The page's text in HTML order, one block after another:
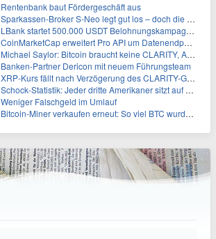
Rentenbank baut Fördergeschäft aus
Sparkassen-Broker S-Neo legt gut los – doch die Schwachstellen bleiben
LBank startet 500.000 USDT Belohnungskampagne mit Pudgy Penguins
CoinMarketCap erweitert Pro API um Datenendpunkte für reale Vermögenswerte
Michael Saylor: Bitcoin braucht keine CLARITY, Amerika schon
Banken-Partner Dericon mit neuem Führungsteam
XRP-Kurs fällt nach Verzögerung des CLARITY-Gesetzes, Analyst warnt vor schwachem August-Trend
Schock-Statistik: Jeder dritte Amerikaner sitzt auf dem Trockenen – warum Sparen zur Luxus-Aktivität wird
Weniger Falschgeld im Umlauf
Bitcoin-Miner verkaufen erneut: So viel BTC wurde angeblich abgesetzt